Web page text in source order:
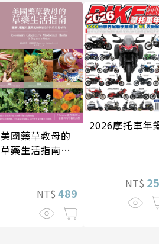
美國藥草教母的
草藥生活指南
NT$ 489
2026摩托車年
NT$